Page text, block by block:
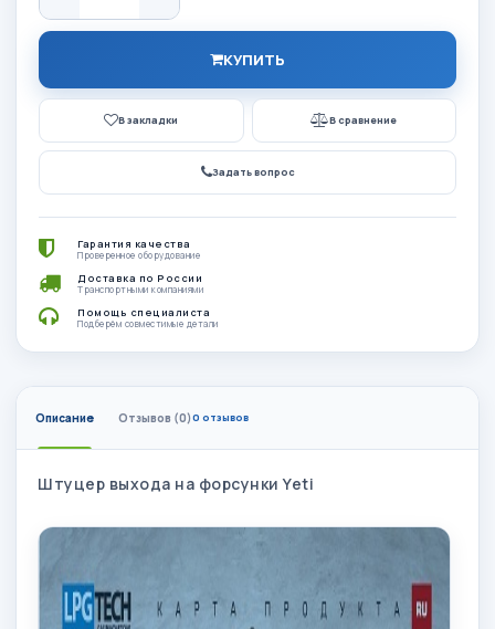
КУПИТЬ
В закладки В сравнение
Задать вопрос
Гарантия качества
Проверенное оборудование
Доставка по России
Транспортными компаниями
Помощь специалиста
Подберём совместимые детали
Описание Отзывов (0)0 отзывов
Штуцер выхода на форсунки Yeti